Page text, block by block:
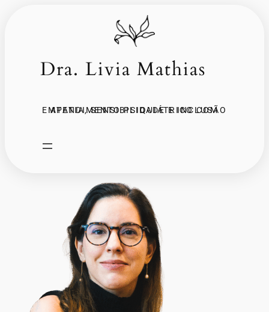
Dra. Livia Mathias
ATENDIMENTO PSIQUIÁTRICO COM EMPATIA, SENSIBILIDADE E INCLUSÃO